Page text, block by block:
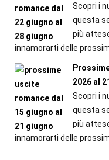
Scopri i
questa
più
innamorarti delle
2026 al
Scopri i
questa
più
innamorarti delle